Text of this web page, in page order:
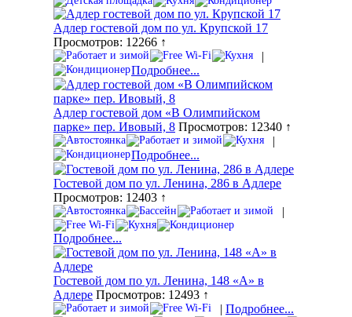
Адлер гостевой дом по ул. Крупской 17
Просмотров: 12266 ↑
|
Подробнее...
Адлер гостевой дом «В Олимпийском
парке» пер. Ивовый, 8 Просмотров: 12340 ↑
|
Подробнее...
Гостевой дом по ул. Ленина, 286 в Адлере
Просмотров: 12403 ↑
|
Подробнее...
Гостевой дом по ул. Ленина, 148 «А» в
Адлере Просмотров: 12493 ↑
| Подробнее...